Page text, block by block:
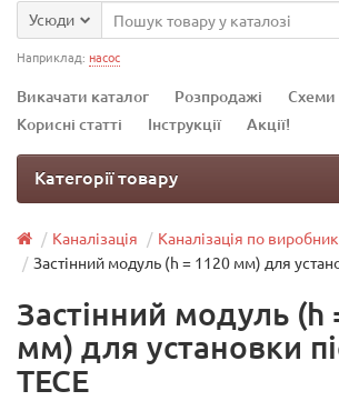
Усюди
Наприклад: насос
Викачати каталог Розпродажі
Схеми
Корисні статті
Інструкції Акції!
Категорії товару
Каналізація Каналізація по
Застінний модуль (h = 1120 мм) для
Застінний модуль (h
мм) для установки
TECE